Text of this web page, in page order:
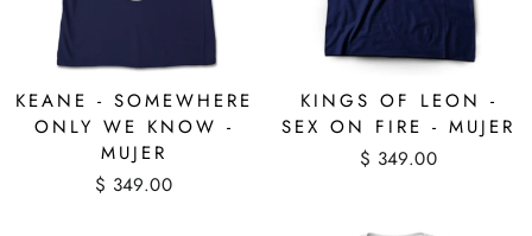
KEANE - SOMEWHERE
ONLY WE KNOW -
MUJER
$ 349.00
KINGS OF LEON -
SEX ON FIRE - MUJER
$ 349.00